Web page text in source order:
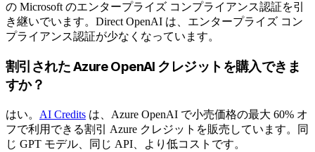
の Microsoft のエンタープライズ コンプライアンス認証を引
き継いでいます。Direct OpenAI は、エンタープライズ コン
プライアンス認証が少なくなっています。
割引された Azure OpenAI クレジットを購入できま
すか？
はい。 AI Credits は、Azure OpenAI で小売価格の最大 60% オ
フで利用できる割引 Azure クレジットを販売しています。同
じ GPT モデル、同じ API、より低コストです。